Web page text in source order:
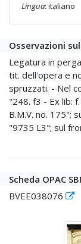
Lingua: italiano
Osservazioni
Legatura in
tit. dell'opera e
spruzzati. - Nel
"248. f3 - Ex lib:
B.M.V. no. 175";
"9735 L3"; sul
Scheda OPAC
BVEE038076